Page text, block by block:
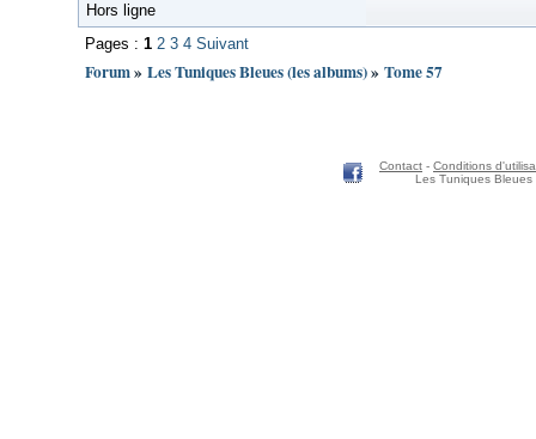
Hors ligne
Pages : 1 2 3 4 Suivant
Forum» Les Tuniques Bleues (les albums)» Tome 57
Contact - Conditions
Les Tuniques